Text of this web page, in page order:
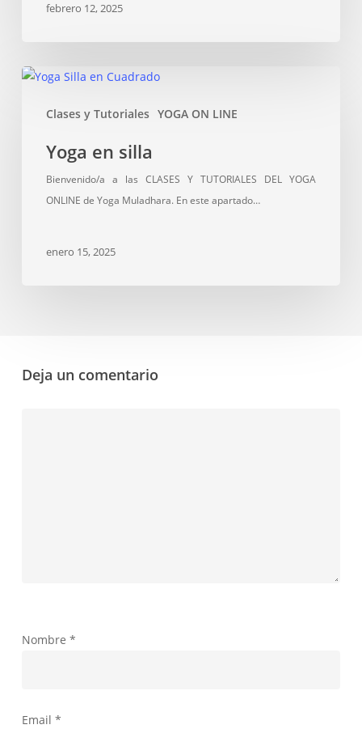
febrero 12, 2025
Clases y Tutoriales YOGA ON LINE
Yoga
Yoga en silla
Bienvenido/a a las CLASES Y TUTORIALES DEL YOGA
ONLINE de Yoga Muladhara. En este apartado…
enero 15, 2025
Deja un comentario
Nombre *
Email *